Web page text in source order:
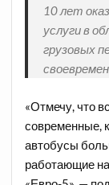
10 лет
услуги в
грузовых
«Отмечу, что
современные,
автобусы
работающие на